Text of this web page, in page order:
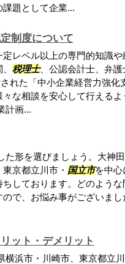
題として企業...
制度について
レベル以上の専門的知識や
税理士、公認会計士、弁
れた「中小企業経営力強化
な相談を安心して行えるよ
計画...
た形を選びましょう。大神田
京都立川市・ 国立市を中心
しております。どのような
で、お悩み事がございま
ット・デメリット
横浜市・川崎市、東京都立川